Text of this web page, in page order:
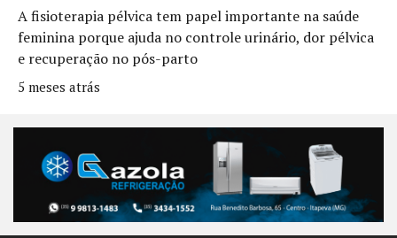
A fisioterapia pélvica tem papel importante na saúde
feminina porque ajuda no controle urinário, dor pélvica
e recuperação no pós-parto
5 meses atrás